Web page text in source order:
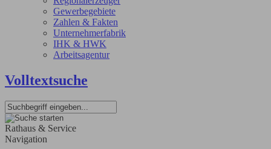
Gewerbegebiete
Zahlen & Fakten
Unternehmerfabrik
IHK & HWK
Arbeitsagentur
Volltextsuche
Rathaus & Service
Navigation